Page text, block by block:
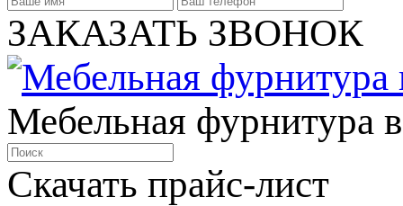
ЗАКАЗАТЬ ЗВОНОК
Мебельная фурнитура
Скачать прайс-лист